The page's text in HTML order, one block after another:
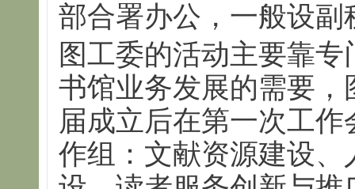
部合署办公，一般设
图工委的活动主要靠
书馆业务发展的需要
届成立后在第一次工
作组：文献资源建设